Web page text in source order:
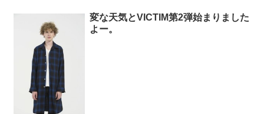
変な天気とVICTIM第2弾始まりました
よー。